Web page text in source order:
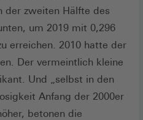
der zweiten Hälfte des
um 2019 mit 0,296
erreichen. 2010 hatte der
Der vermeintlich kleine
Und „selbst in den
Anfang der 2000er
betonen die